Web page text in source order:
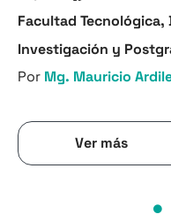
Facultad Tecnológica,
Investigación y
Por Mg. Mauricio
Ver más